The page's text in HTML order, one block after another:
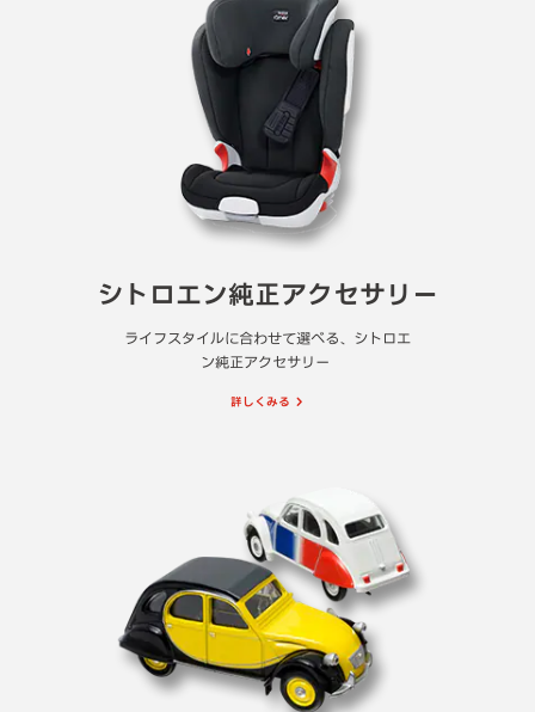
シトロエン純正アクセサリー
ライフスタイルに合わせて選べる、シトロエ
ン純正アクセサリー
詳しくみる